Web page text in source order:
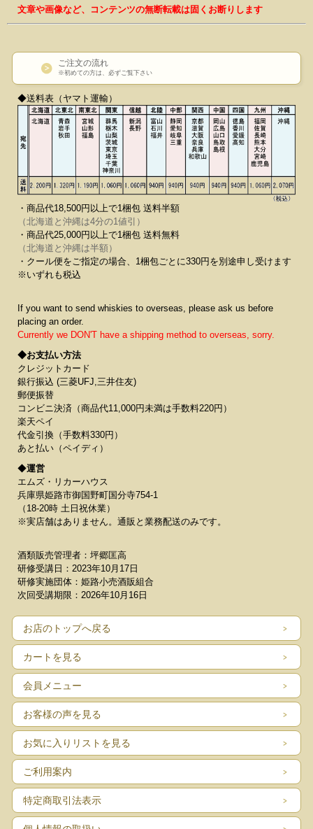
文章や画像など、コンテンツの無断転載は固くお断りします
ご注文の流れ
※初めての方は、必ずご覧下さい
◆送料表（ヤマト運輸）
・商品代18,500円以上で1梱包 送料半額
（北海道と沖縄は4分の1値引）
・商品代25,000円以上で1梱包 送料無料
（北海道と沖縄は半額）
・クール便をご指定の場合、1梱包ごとに330円を別途申し受けます
※いずれも税込
If you want to send whiskies to overseas, please ask us before
placing an order.
Currently we DON'T have a shipping method to overseas, sorry.
◆お支払い方法
クレジットカード
銀行振込 (三菱UFJ,三井住友)
郵便振替
コンビニ決済（商品代11,000円未満は手数料220円）
楽天ペイ
代金引換（手数料330円）
あと払い（ペイディ）
◆運営
エムズ・リカーハウス
兵庫県姫路市御国野町国分寺754-1
（18-20時 土日祝休業）
※実店舗はありません。通販と業務配送のみです。
酒類販売管理者：坪郷匡高
研修受講日：2023年10月17日
研修実施団体：姫路小売酒販組合
次回受講期限：2026年10月16日
お店のトップへ戻る
カートを見る
会員メニュー
お客様の声を見る
お気に入りリストを見る
ご利用案内
特定商取引法表示